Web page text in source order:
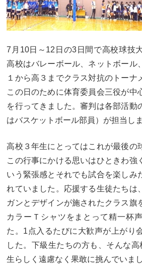
7月10日～12日の3日間で高校球技
高校はバレーボール、ネットボール
１から高３までクラス対抗のトーナ
この日のために体育委員会三役が中
を行ってきました。審判は各部活動
はバスケットボール部員）が担当しま
高校３年生にとってはこれが最後の
この行事にかける思いはひときわ強
いう緊張感とそれでも試合を楽しみ
れていました。応援する生徒たちは
ガンとデザインが施されたクラス旗
カラーＴシャツをまとって精一杯
た。1点入るたびに大歓声が上がり
した。下級生たちの方も、そんな
生らしく遠慮なく果敢に挑んでいまし